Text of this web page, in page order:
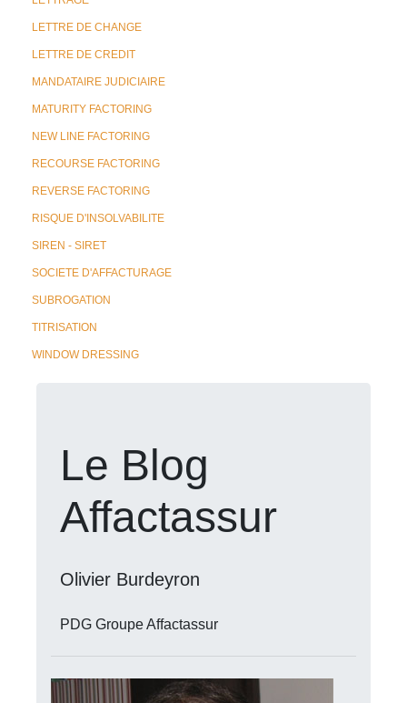
LETTRE DE CHANGE
LETTRE DE CREDIT
MANDATAIRE JUDICIAIRE
MATURITY FACTORING
NEW LINE FACTORING
RECOURSE FACTORING
REVERSE FACTORING
RISQUE D'INSOLVABILITE
SIREN - SIRET
SOCIETE D'AFFACTURAGE
SUBROGATION
TITRISATION
WINDOW DRESSING
Le Blog
Affactassur
Olivier Burdeyron
PDG Groupe Affactassur